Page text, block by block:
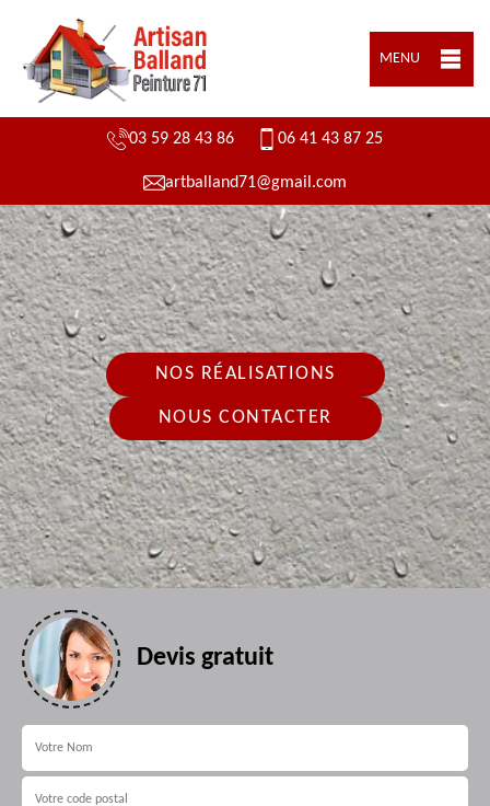
MENU
03 59 28 43 86 06 41 43 87 25
artballand71@gmail.com
NOS RÉALISATIONS
NOUS CONTACTER
Devis gratuit